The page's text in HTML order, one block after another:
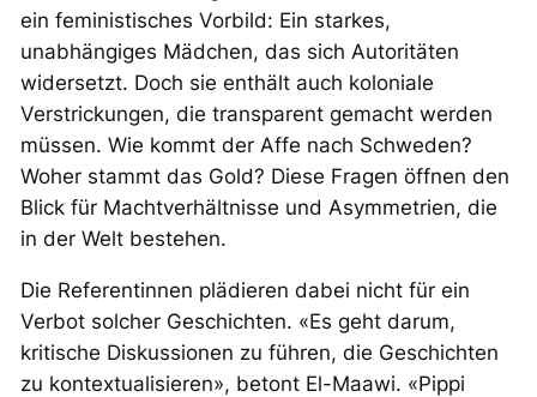
ein feministisches Vorbild: Ein starkes,
unabhängiges Mädchen, das sich Autoritäten
widersetzt. Doch sie enthält auch koloniale
Verstrickungen, die transparent gemacht werden
müssen. Wie kommt der Affe nach Schweden?
Woher stammt das Gold? Diese Fragen öffnen den
Blick für Machtverhältnisse und Asymmetrien, die
in der Welt bestehen.
Die Referentinnen plädieren dabei nicht für ein
Verbot solcher Geschichten. «Es geht darum,
kritische Diskussionen zu führen, die Geschichten
zu kontextualisieren», betont El-Maawi. «Pippi